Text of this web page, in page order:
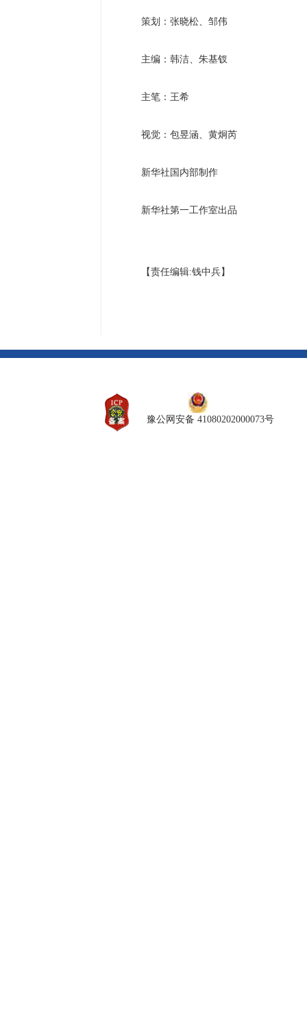
策划：张晓松、邹伟
主编：韩洁、朱基钗
主笔：王希
视觉：包昱涵、黄炯芮
新华社国内部制作
新华社第一工作室出品
【责任编辑:钱中兵】
豫公网安备 41080202000073号